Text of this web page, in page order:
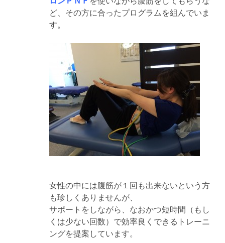
ど、その方に合ったプログラムを組んでいま
す。
女性の中には腹筋が１回も出来ないという方
も珍しくありませんが、
サポートをしながら、なおかつ短時間（もし
くは少ない回数）で効率良くできるトレーニ
ングを提案しています。